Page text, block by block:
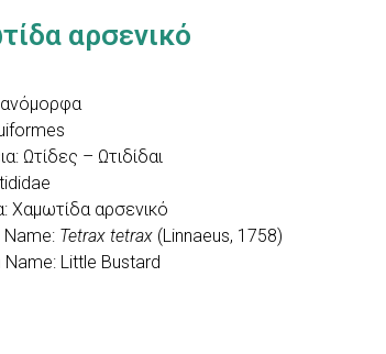
αρσενικό
Ωτίδες – Ωτιδίδαι
Χαμωτίδα αρσενικό
Tetrax tetrax (Linnaeus, 1758)
Little Bustard